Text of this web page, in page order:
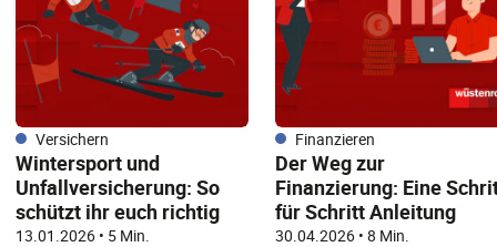
Versichern
Wintersport und
Unfallversicherung: So
schützt ihr euch richtig
13.01.2026• 5 Min.
Finanzieren
Der Weg zur
Finanzierung: Eine
für Schritt Anleitung
30.04.2026 • 8 Min.